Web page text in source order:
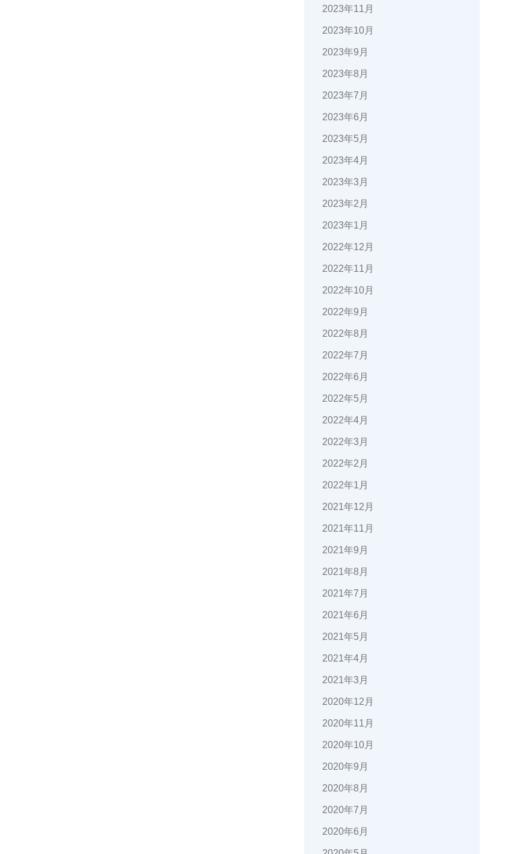
2023年11月
2023年10月
2023年9月
2023年8月
2023年7月
2023年6月
2023年5月
2023年4月
2023年3月
2023年2月
2023年1月
2022年12月
2022年11月
2022年10月
2022年9月
2022年8月
2022年7月
2022年6月
2022年5月
2022年4月
2022年3月
2022年2月
2022年1月
2021年12月
2021年11月
2021年9月
2021年8月
2021年7月
2021年6月
2021年5月
2021年4月
2021年3月
2020年12月
2020年11月
2020年10月
2020年9月
2020年8月
2020年7月
2020年6月